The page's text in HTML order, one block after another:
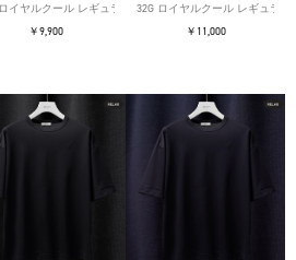
イヤルクール レギュラーTシャツ
￥9,900
32G ロイヤルクール レギュラー
￥11,000